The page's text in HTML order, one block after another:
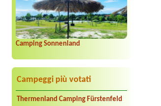
Camping Sonnenland
Campeggi più votati
Thermenland Camping Fürstenfeld